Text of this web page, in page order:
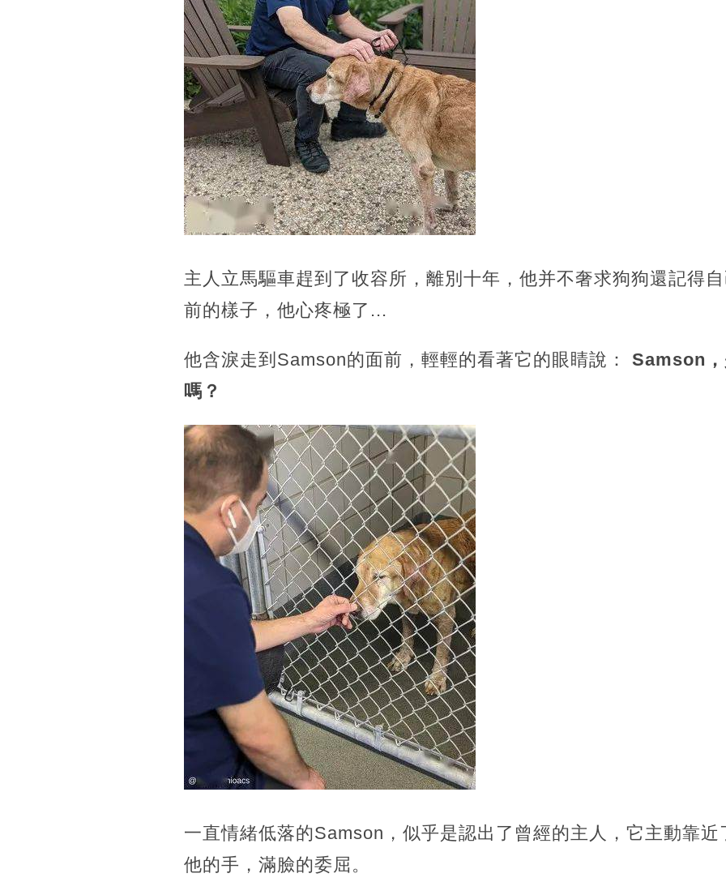
主人立馬驅車趕到了收容所，離別十年，他并不奢求狗狗還記得
前的樣子，他心疼極了...
他含淚走到Samson的面前，輕輕的看著它的眼睛說： Samson
嗎？
一直情緒低落的Samson，似乎是認出了曾經的主人，它主動靠近
他的手，滿臉的委屈。